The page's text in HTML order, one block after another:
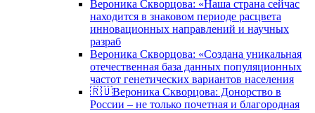
Вероника Скворцова: «Наша страна сейчас
находится в знаковом периоде расцвета
инновационных направлений и научных
разраб
Вероника Скворцова: «Создана уникальная
отечественная база данных популяционных
частот генетических вариантов населения
🇷🇺Вероника Скворцова: Донорство в
России – не только почетная и благородная